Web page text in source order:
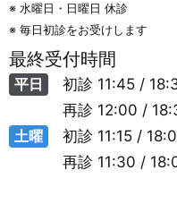
※ 水曜日・日曜日 休診
※ 毎日初診をお受けします
最終受付時間
平日 初診 11:45 /
再診 12:00 /
土曜
初診 11:15 /
再診 11:30 /